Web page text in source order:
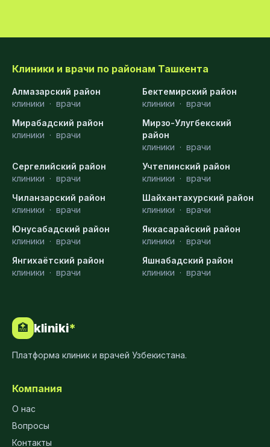
Клиники и врачи по районам Ташкента
Алмазарский район
клиники · врачи
Бектемирский район
клиники · врачи
Мирабадский район
клиники · врачи
Мирзо-Улугбекский
район
клиники · врачи
Сергелийский район
клиники · врачи
Учтепинский район
клиники · врачи
Чиланзарский район
клиники · врачи
Шайхантахурский район
клиники · врачи
Юнусабадский район
клиники · врачи
Яккасарайский район
клиники · врачи
Янгихаётский район
клиники · врачи
Яшнабадский район
клиники · врачи
🏥 kliniki*
Платформа клиник и врачей Узбекистана.
Компания
О нас
Вопросы
Контакты